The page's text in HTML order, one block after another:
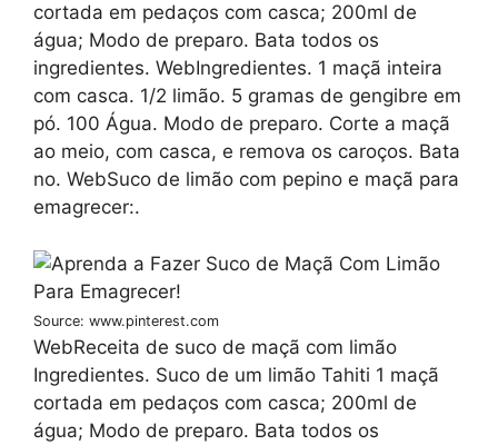
cortada em pedaços com casca; 200ml de
água; Modo de preparo. Bata todos os
ingredientes. WebIngredientes. 1 maçã inteira
com casca. 1/2 limão. 5 gramas de gengibre em
pó. 100 Água. Modo de preparo. Corte a maçã
ao meio, com casca, e remova os caroços. Bata
no. WebSuco de limão com pepino e maçã para
emagrecer:.
Source: www.pinterest.com
WebReceita de suco de maçã com limão
Ingredientes. Suco de um limão Tahiti 1 maçã
cortada em pedaços com casca; 200ml de
água; Modo de preparo. Bata todos os